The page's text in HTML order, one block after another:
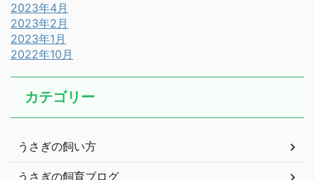
2023年4月
2023年2月
2023年1月
2022年10月
カテゴリー
うさぎの飼い方
うさぎの飼育ブログ